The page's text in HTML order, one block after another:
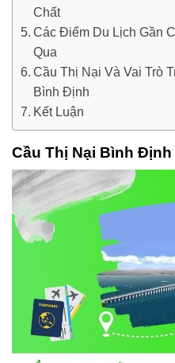
Chất
Các Điểm Du Lịch Gần
Qua
Cầu Thị Nại Và Vai Trò
Bình Định
Kết Luận
Cầu Thị Nại Bình